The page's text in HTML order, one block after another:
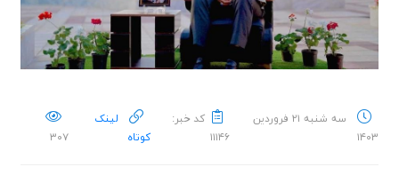
سه شنبه ۲۱ فروردین
۱۴۰۳
کد خبر:
۱۱۱۴۶
لینک
کوتاه
۳۰۷